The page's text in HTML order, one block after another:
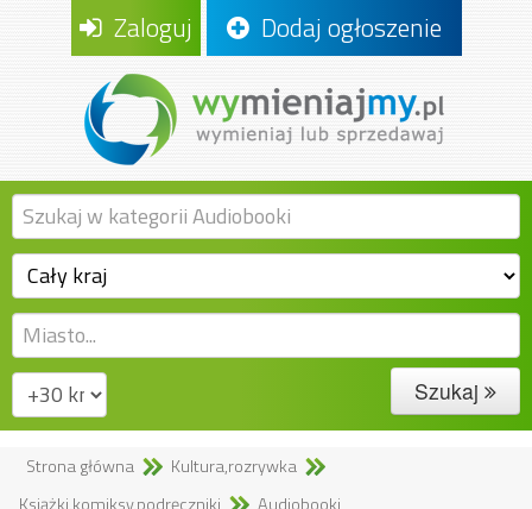
Zaloguj Dodaj ogłoszenie
Szukaj
Strona główna
Kultura,rozrywka